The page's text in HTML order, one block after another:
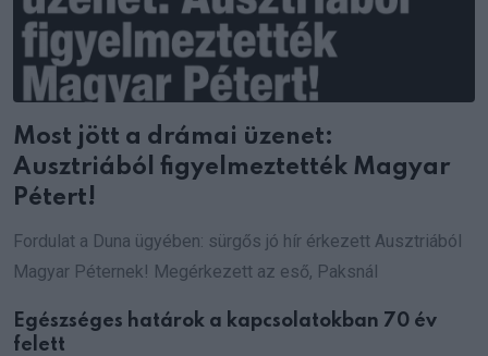
Most jött a drámai üzenet:
Ausztriából figyelmeztették Magyar
Pétert!
Fordulat a Duna ügyében: sürgős jó hír érkezett Ausztriából
Magyar Péternek! Megérkezett az eső, Paksnál
Egészséges határok a kapcsolatokban 70 év
felett